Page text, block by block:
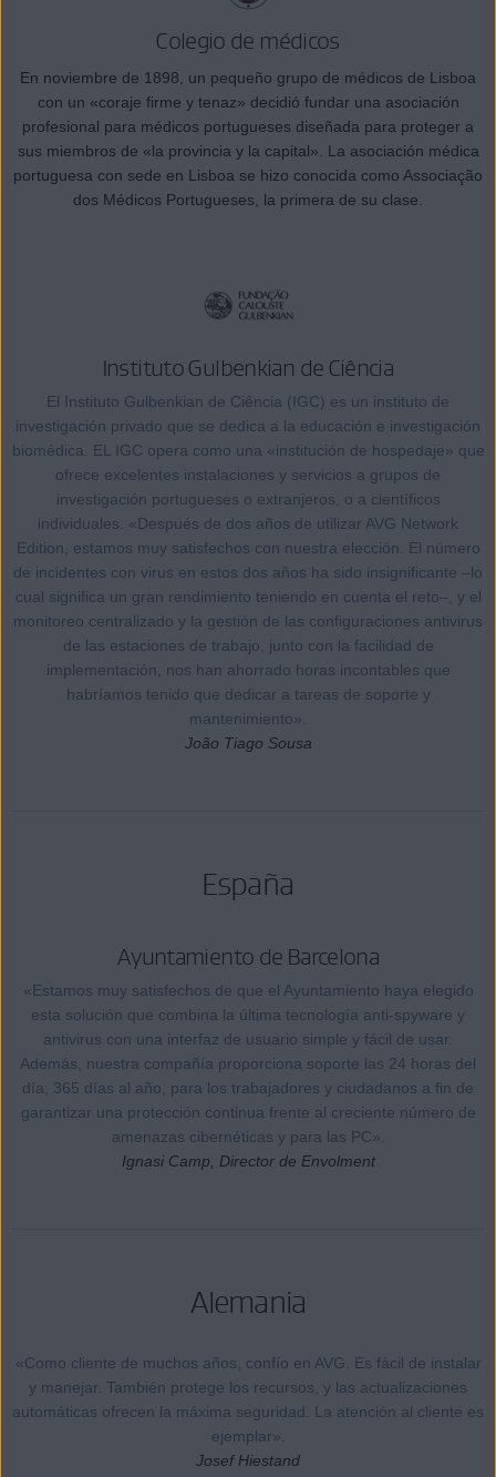
Colegio de médicos
En noviembre de 1898, un pequeño grupo de médicos de Lisboa
con un «coraje firme y tenaz» decidió fundar una asociación
profesional para médicos portugueses diseñada para proteger a
sus miembros de «la provincia y la capital». La asociación médica
portuguesa con sede en Lisboa se hizo conocida como Associação
dos Médicos Portugueses, la primera de su clase.
Instituto Gulbenkian de Ciência
El Instituto Gulbenkian de Ciência (IGC) es un instituto de
investigación privado que se dedica a la educación e investigación
biomédica. EL IGC opera como una «institución de hospedaje» que
ofrece excelentes instalaciones y servicios a grupos de
investigación portugueses o extranjeros, o a científicos
individuales. «Después de dos años de utilizar AVG Network
Edition, estamos muy satisfechos con nuestra elección. El número
de incidentes con virus en estos dos años ha sido insignificante –lo
cual significa un gran rendimiento teniendo en cuenta el reto–, y el
monitoreo centralizado y la gestión de las configuraciones antivirus
de las estaciones de trabajo, junto con la facilidad de
implementación, nos han ahorrado horas incontables que
habríamos tenido que dedicar a tareas de soporte y
mantenimiento».
João Tiago Sousa
España
Ayuntamiento de Barcelona
«Estamos muy satisfechos de que el Ayuntamiento haya elegido
esta solución que combina la última tecnología anti-spyware y
antivirus con una interfaz de usuario simple y fácil de usar.
Además, nuestra compañía proporciona soporte las 24 horas del
día, 365 días al año, para los trabajadores y ciudadanos a fin de
garantizar una protección continua frente al creciente número de
amenazas cibernéticas y para las PC».
Ignasi Camp, Director de Envolment
Alemania
«Como cliente de muchos años, confío en AVG. Es fácil de instalar
y manejar. También protege los recursos, y las actualizaciones
automáticas ofrecen la máxima seguridad. La atención al cliente es
ejemplar».
Josef Hiestand